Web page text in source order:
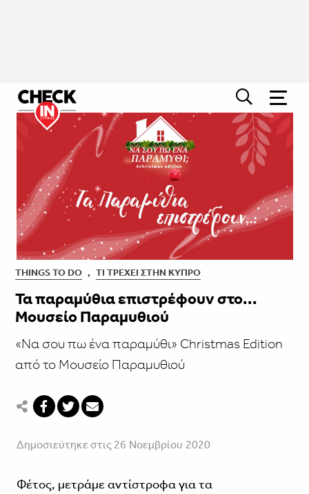
THINGS TO DO , ΤΙ ΤΡΈΧΕΙ ΣΤΗΝ ΚΎΠΡΟ
​​​​​​​Τα παραμύθια επιστρέφουν στο...
Μουσείο Παραμυθιού
«Να σου πω ένα παραμύθι» Christmas Edition
από το Μουσείο Παραμυθιού
Δημοσιεύτηκε στις 26 Νοεμβρίου 2020
Φέτος, μετράμε αντίστροφα για τα